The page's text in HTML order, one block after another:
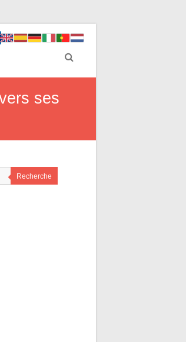
ses
Recherche